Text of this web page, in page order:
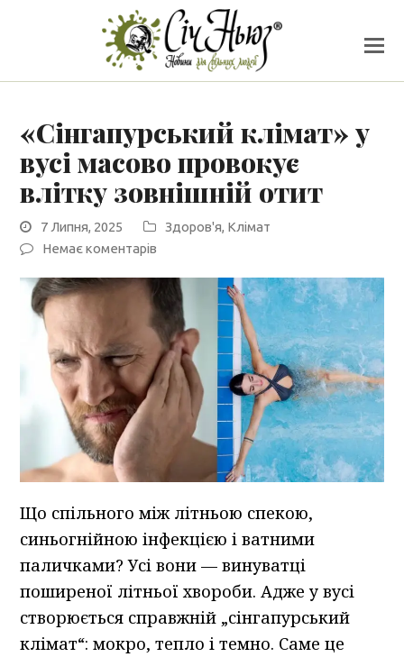
«Сінгапурський клімат» у
вусі масово провокує
влітку зовнішній отит
7 Липня, 2025 Здоров'я, Клімат
Немає коментарів
Що спільного між літньою спекою,
синьогнійною інфекцією і ватними
паличками? Усі вони — винуватці
поширеної літньої хвороби. Адже у вусі
створюється справжній „сінгапурський
клімат“: мокро, тепло і темно. Саме це